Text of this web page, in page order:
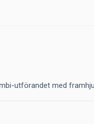
utförandet med